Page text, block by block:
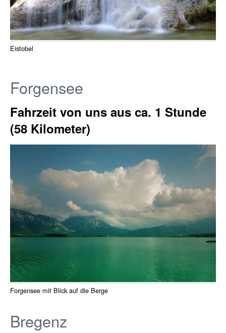
Eistobel
Forgensee
Fahrzeit von uns aus ca. 1 Stunde
(58 Kilometer)
Forgensee mit Blick auf die Berge
Bregenz